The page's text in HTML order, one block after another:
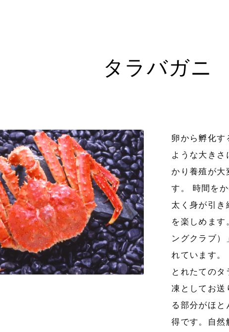
タラバガニ
卵から孵化す
ような大き
かり養殖が
す。 時間を
太く身が引
を楽しめま
ングクラブ
れています。
とれたての
凍としてお送
る部分がほ
得です。自然